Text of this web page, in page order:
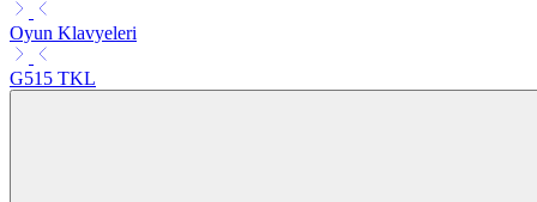
Oyun Klavyeleri
G515 TKL